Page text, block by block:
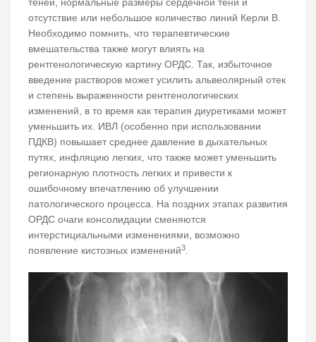
отсутствие или небольшое количество линий Керли В.
Необходимо помнить, что терапевтические
вмешательства также могут влиять на
рентгенологическую картину ОРДС. Так, избыточное
введение растворов может усилить альвеолярный отек
и степень выраженности рентгенологических
изменений, в то время как терапия диуретиками может
уменьшить их. ИВЛ (особенно при использовании
ПДКВ) повышает среднее давление в дыхательных
путях, инфляцию легких, что также может уменьшить
регионарную плотность легких и привести к
ошибочному впечатлению об улучшении
патологического процесса. На поздних этапах развития
ОРДС очаги консолидации сменяются
интерстициальными изменениями, возможно
появление кистозных изменений3